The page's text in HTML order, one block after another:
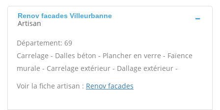
Renov facades Villeurbanne
Artisan
Département: 69
Carrelage - Dalles béton - Plancher en verre - Faïence
murale - Carrelage extérieur - Dallage extérieur -
Voir la fiche artisan : Renov facades